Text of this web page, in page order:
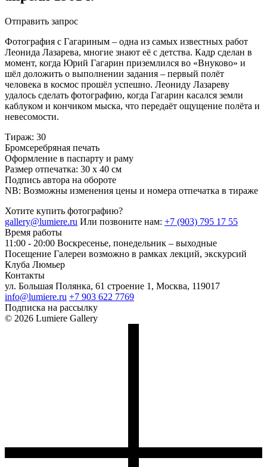
Отправить запрос
Фотография с Гагариным – одна из самых известных работ
Леонида Лазарева, многие знают её с детства. Кадр сделан в
момент, когда Юрий Гагарин приземлился во «Внуково» и
шёл доложить о выполнении задания – первый полёт
человека в космос прошёл успешно. Леониду Лазареву
удалось сделать фотографию, когда Гагарин касался земли
каблуком и кончиком мыска, что передаёт ощущение полёта и
невесомости.
Тираж: 30
Бромсеребряная печать
Оформление в паспарту и раму
Размер отпечатка: 30 х 40 см
Подпись автора на обороте
NB: Возможны изменения цены и номера отпечатка в тираже
Хотите купить фотографию?
gallery@lumiere.ru Или позвоните нам: +7 (903) 795 17 55
Время работы
11:00 - 20:00 Воскресенье, понедельник – выходные
Посещение Галереи возможно в рамках лекций, экскурсий
Клуба Люмьер
Контакты
ул. Большая Полянка, 61 строение 1, Москва, 119017
info@lumiere.ru +7 903 622 7769
Подписка на рассылку
© 2026 Lumiere Gallery